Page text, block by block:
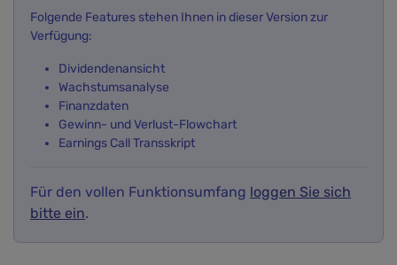
Folgende Features stehen Ihnen in dieser Version zur
Verfügung:
Dividendenansicht
Wachstumsanalyse
Finanzdaten
Gewinn- und Verlust-Flowchart
Earnings Call Transskript
Für den vollen Funktionsumfang loggen Sie sich
bitte ein.